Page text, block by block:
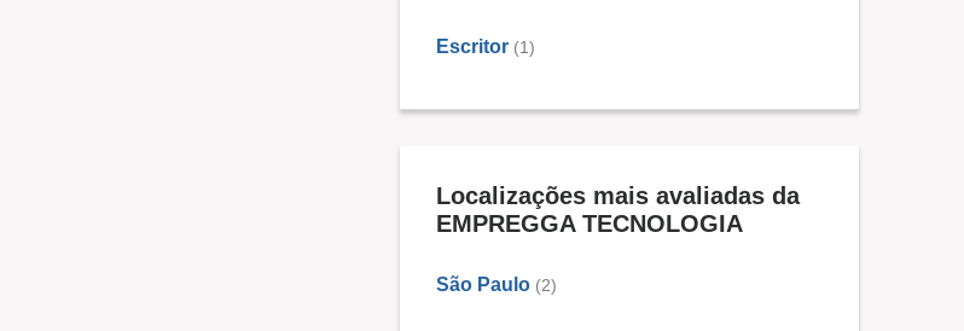
Escritor (1)
Localizações mais avaliadas da
EMPREGGA TECNOLOGIA
São Paulo (2)